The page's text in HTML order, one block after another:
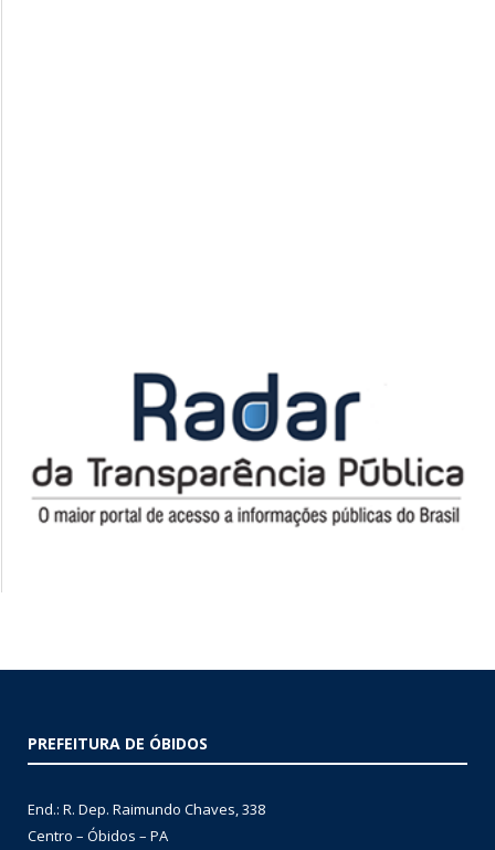
PREFEITURA DE ÓBIDOS
End.: R. Dep. Raimundo Chaves, 338
Centro – Óbidos – PA